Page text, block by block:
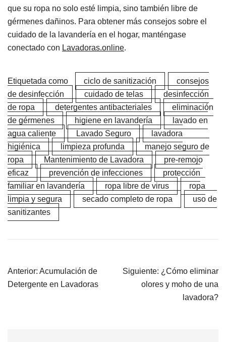
que su ropa no solo esté limpia, sino también libre de
gérmenes dañinos. Para obtener más consejos sobre el
cuidado de la lavandería en el hogar, manténgase
conectado con Lavadoras.online.
Etiquetada como ciclo de sanitización
consejos
de desinfección
cuidado de telas
desinfección
de ropa
detergentes antibacteriales
eliminación
de gérmenes
higiene en lavandería
lavado en
agua caliente
Lavado Seguro
lavadora
higiénica
limpieza profunda
manejo seguro de
ropa
Mantenimiento de Lavadora
pre-remojo
eficaz
prevención de infecciones
protección
familiar en lavandería
ropa libre de virus
ropa
limpia y segura
secado completo de ropa
uso de
sanitizantes
Navegación
de
Anterior: Acumulación de
Detergente en Lavadoras
Siguiente: ¿Cómo eliminar
olores y moho de una
lavadora?